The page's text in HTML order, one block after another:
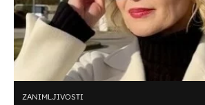
ZANIMLJIVOSTI